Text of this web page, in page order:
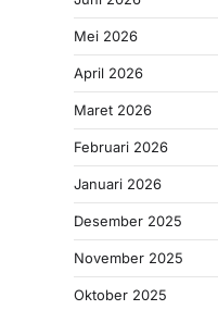
Mei 2026
April 2026
Maret 2026
Februari 2026
Januari 2026
Desember 2025
November 2025
Oktober 2025